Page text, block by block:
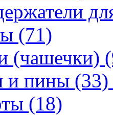
(71)
(чашечки)
пины (33)
(18)